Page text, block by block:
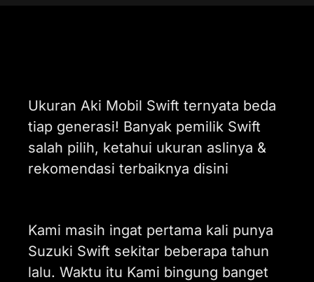
Ukuran Aki Mobil Swift ternyata beda
tiap generasi! Banyak pemilik Swift
salah pilih, ketahui ukuran aslinya &
rekomendasi terbaiknya disini
Kami masih ingat pertama kali punya
Suzuki Swift sekitar beberapa tahun
lalu. Waktu itu Kami bingung banget